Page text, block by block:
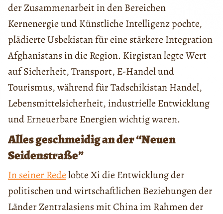
der Zusammenarbeit in den Bereichen
Kernenergie und Künstliche Intelligenz pochte,
plädierte Usbekistan für eine stärkere Integration
Afghanistans in die Region. Kirgistan legte Wert
auf Sicherheit, Transport, E-Handel und
Tourismus, während für Tadschikistan Handel,
Lebensmittelsicherheit, industrielle Entwicklung
und Erneuerbare Energien wichtig waren.
Alles geschmeidig an der “Neuen
Seidenstraße”
In seiner Redelobte Xi die Entwicklung der
politischen und wirtschaftlichen Beziehungen der
Länder Zentralasiens mit China im Rahmen der